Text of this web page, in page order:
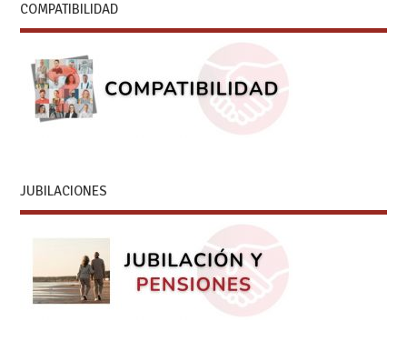
COMPATIBILIDAD
JUBILACIONES